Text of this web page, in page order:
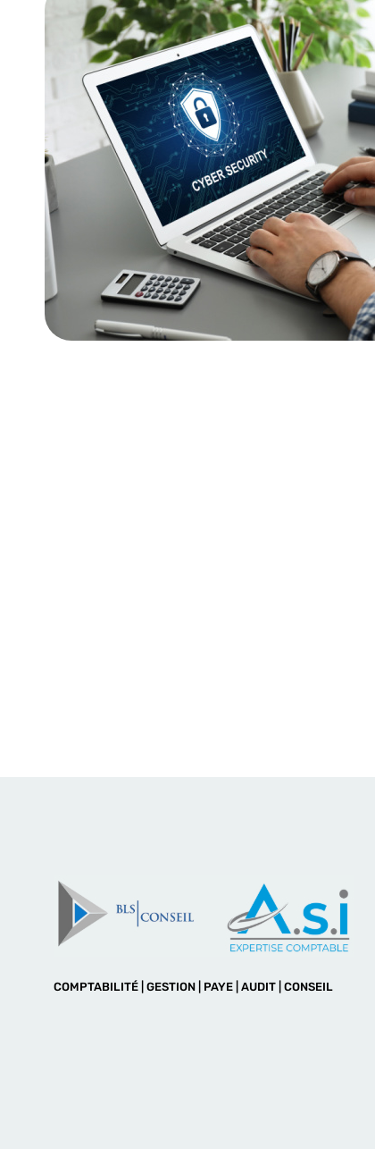
COMPTABILITÉ | GESTION | PAYE | AUDIT | CONSEIL